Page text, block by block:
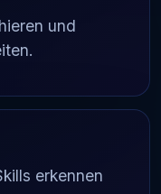
und
erkennen